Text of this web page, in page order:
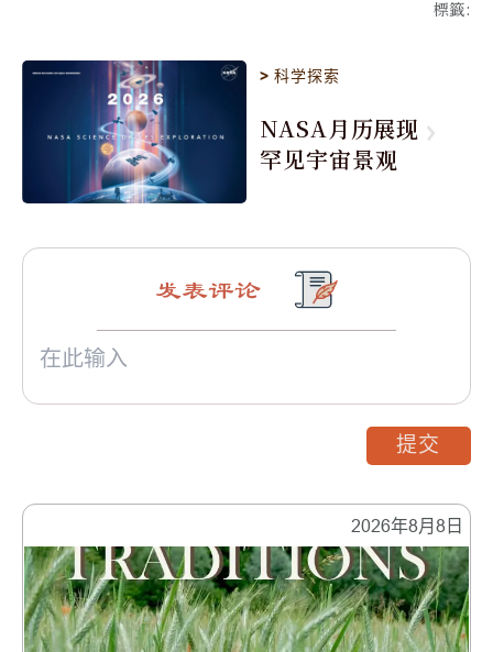
標籤:
>科学探索
NASA月历展现
罕见宇宙景观
2026年8月8日
发表评论
提交